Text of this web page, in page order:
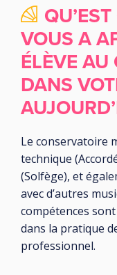
VOUS A
ÉLÈVE AU
DANS
Le conservatoire
technique
(Solfège), et
avec d’autres
compétences
dans la pratique
professionnel.